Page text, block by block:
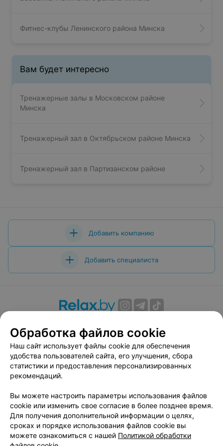
Фитнес-клубы Ленинского района Минска
Вам будет интересно
Тренажерные залы в Московском районе
Минска
Тренажерный зал в Октябрьском районе Минска
Тренажерный зал в Партизанском районе
Добавить компанию
Добавить специалиста
Вакансии
Публичный договор
Способы оплаты
Публичный договор по использованию сервиса
«Афиша»
Пользовательское соглашение
Связаться по вопросам сотрудничества
Написать руководителю relax.by
Персональные настройки cookie
Обработка персональных данных
Обработка файлов cookie
Наш сайт использует файлы cookie для обеспечения
удобства пользователей сайта, его улучшения, сбора
статистики и предоставления персонализированных
рекомендаций.
Вы можете настроить параметры использования файлов
cookie или изменить свое согласие в более позднее время.
Для получения дополнительной информации о целях,
сроках и порядке использования файлов cookie вы
можете ознакомиться с нашей Политикой обработки